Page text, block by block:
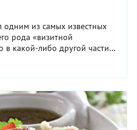
одним из самых известных
рода «визитной
в какой-либо другой части
причине: ...